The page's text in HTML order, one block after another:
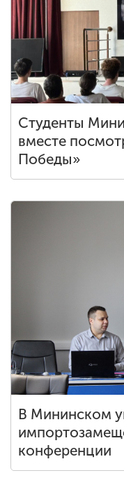
Сведения
ENG SPN
комиссия
Студенты
вместе
Победы»
В Мининском
конференции